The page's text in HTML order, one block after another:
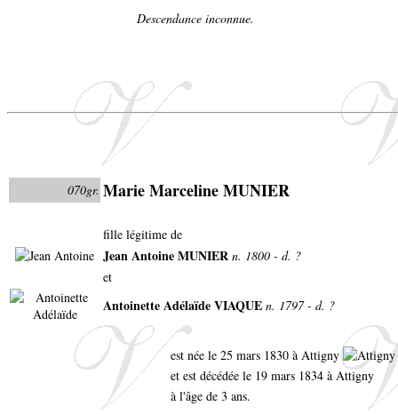
Descendance inconnue.
070gr. Marie Marceline MUNIER
fille légitime de
Jean Antoine MUNIER n. 1800 - d. ?
et
Antoinette Adélaïde VIAQUE n. 1797 - d. ?
est née le 25 mars 1830 à Attigny
et est décédée le 19 mars 1834 à Attigny
à l'âge de 3 ans.